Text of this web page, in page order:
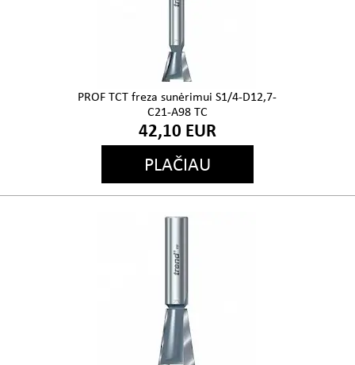
PROF TCT freza sunėrimui S1/4-D12,7-
C21-A98 TC
42,10 EUR
PLAČIAU